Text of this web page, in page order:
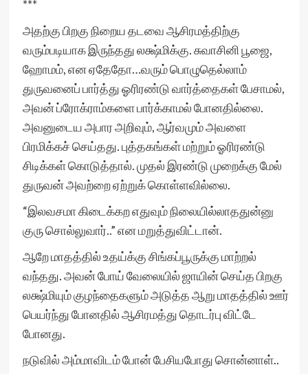
***
அதற்கு பிறகு நிறைய தடவை ஆசிரமத்திற்கு
வரும்படியாக இருந்தது லக்ஷ்மிக்கு. சுவாசினி பூஜை,
ஹோமம், என ஏதேதோ…வரும் பொழுதெல்லாம்
துருவனைப் பார்த்து ஓரிரண்டு வார்த்தைகள் பேசாமல்,
அவன் ப்ரோக்ராம்களை பார்க்காமல் போனதில்லை.
அவனுடைய அபார அறிவும், ஆர்வமும் அவளை
பிரமிக்கச் செய்தது. புத்தகங்கள் மற்றும் ஓரிரண்டு
சிடிக்கள் கொடுத்தால். முதல் இரண்டு முறைக்கு மேல்
துருவன் அவற்றை ஏற்றுக் கொள்ளவில்லை.
“இலவசமா கிடைக்கற எதுவும் நிலையில்லாததுன்னு
குரு சொல்லுவார்..” என மறுத்துவிட்டான்.
ஆறே மாதத்தில் உதய்க்கு சிங்கப்பூருக்கு மாற்றல்
வந்தது. அவன் போய் வேலையில் ஜாயின் செய்த பிறகு
லக்ஷ்மியும் குழந்தைகளும் அடுத்த ஆறு மாதத்தில் ஊர்
பெயர்ந்து போனதில் ஆசிரமத்து தொடர்பு விட்டே
போனது.
நடுவில் அம்மாவிடம் போன் பேசியபோது சொன்னாள்..